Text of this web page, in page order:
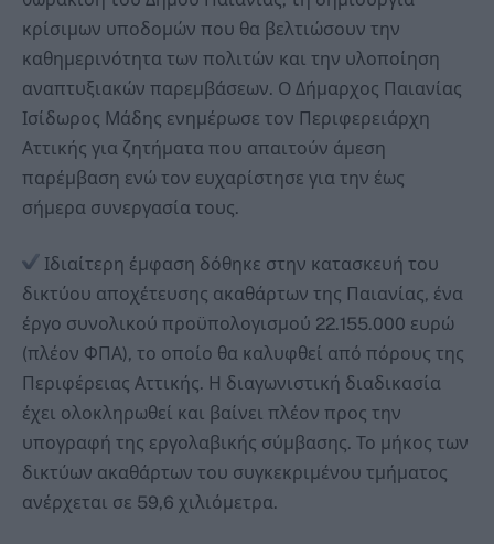
κρίσιμων υποδομών που θα βελτιώσουν την
καθημερινότητα των πολιτών και την υλοποίηση
αναπτυξιακών παρεμβάσεων. Ο Δήμαρχος Παιανίας
Ισίδωρος Μάδης ενημέρωσε τον Περιφερειάρχη
Αττικής για ζητήματα που απαιτούν άμεση
παρέμβαση ενώ τον ευχαρίστησε για την έως
σήμερα συνεργασία τους.
Ιδιαίτερη έμφαση δόθηκε στην κατασκευή του
δικτύου αποχέτευσης ακαθάρτων της Παιανίας, ένα
έργο συνολικού προϋπολογισμού 22.155.000 ευρώ
(πλέον ΦΠΑ), το οποίο θα καλυφθεί από πόρους της
Περιφέρειας Αττικής. Η διαγωνιστική διαδικασία
έχει ολοκληρωθεί και βαίνει πλέον προς την
υπογραφή της εργολαβικής σύμβασης. Το μήκος των
δικτύων ακαθάρτων του συγκεκριμένου τμήματος
ανέρχεται σε 59,6 χιλιόμετρα.